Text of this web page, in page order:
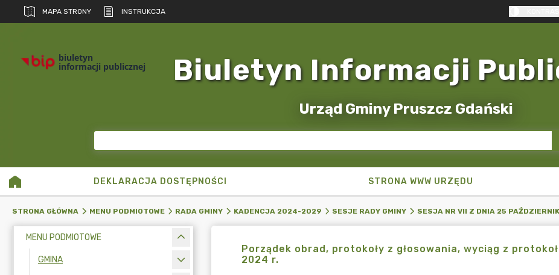
MAPA STRONY INSTRUKCJA
biuletyn
informacji publicznej Biuletyn Informacji
Urząd Gminy Pruszcz Gdański
DEKLARACJA DOSTĘPNOŚCI STRONA WWW URZĘDU
STRONA GŁÓWNA MENU PODMIOTOWE RADA GMINY KADENCJA 2024-2029 SESJE RADY GMINY SESJA NR VII Z DNIA 25
MENU PODMIOTOWE
GMINA
Porządek obrad, protokoły z głosowania, wyciąg z
2024 r.